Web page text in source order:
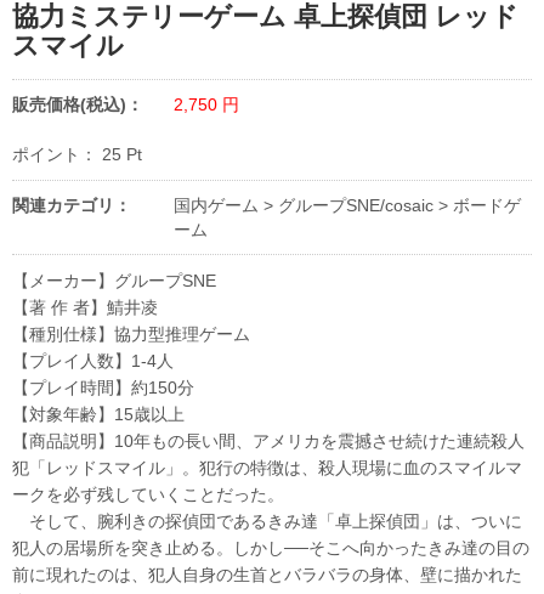
協力ミステリーゲーム 卓上探偵団 レッド
スマイル
販売価格(税込)： 2,750 円
ポイント： 25 Pt
関連カテゴリ： 国内ゲーム > グループSNE/cosaic > ボードゲ
ーム
【メーカー】グループSNE
【著 作 者】鯖井凌
【種別仕様】協力型推理ゲーム
【プレイ人数】1-4人
【プレイ時間】約150分
【対象年齢】15歳以上
【商品説明】10年もの長い間、アメリカを震撼させ続けた連続殺人
犯「レッドスマイル」。犯行の特徴は、殺人現場に血のスマイルマ
ークを必ず残していくことだった。
そして、腕利きの探偵団であるきみ達「卓上探偵団」は、ついに
犯人の居場所を突き止める。しかし──そこへ向かったきみ達の目の
前に現れたのは、犯人自身の生首とバラバラの身体、壁に描かれた